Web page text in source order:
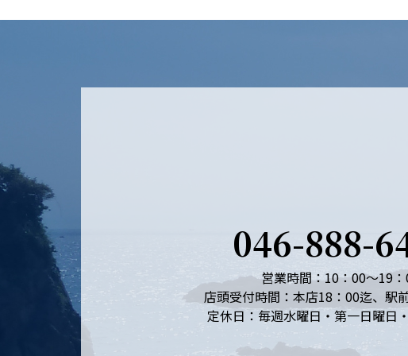
046-888-
営業時間：10：00～19
店頭受付時間：本店18：00迄、駅
定休日：毎週水曜日・第一日曜日